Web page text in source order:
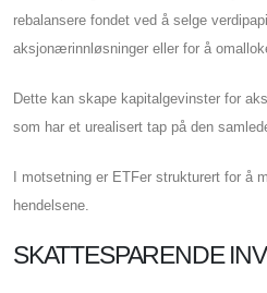
rebalansere fondet ved å selge
aksjonærinnløsninger eller for å
Dette kan skape kapitalgevinster for
som har et urealisert tap på den
I motsetning er ETFer strukturert for å
hendelsene.
SKATTESPARENDE